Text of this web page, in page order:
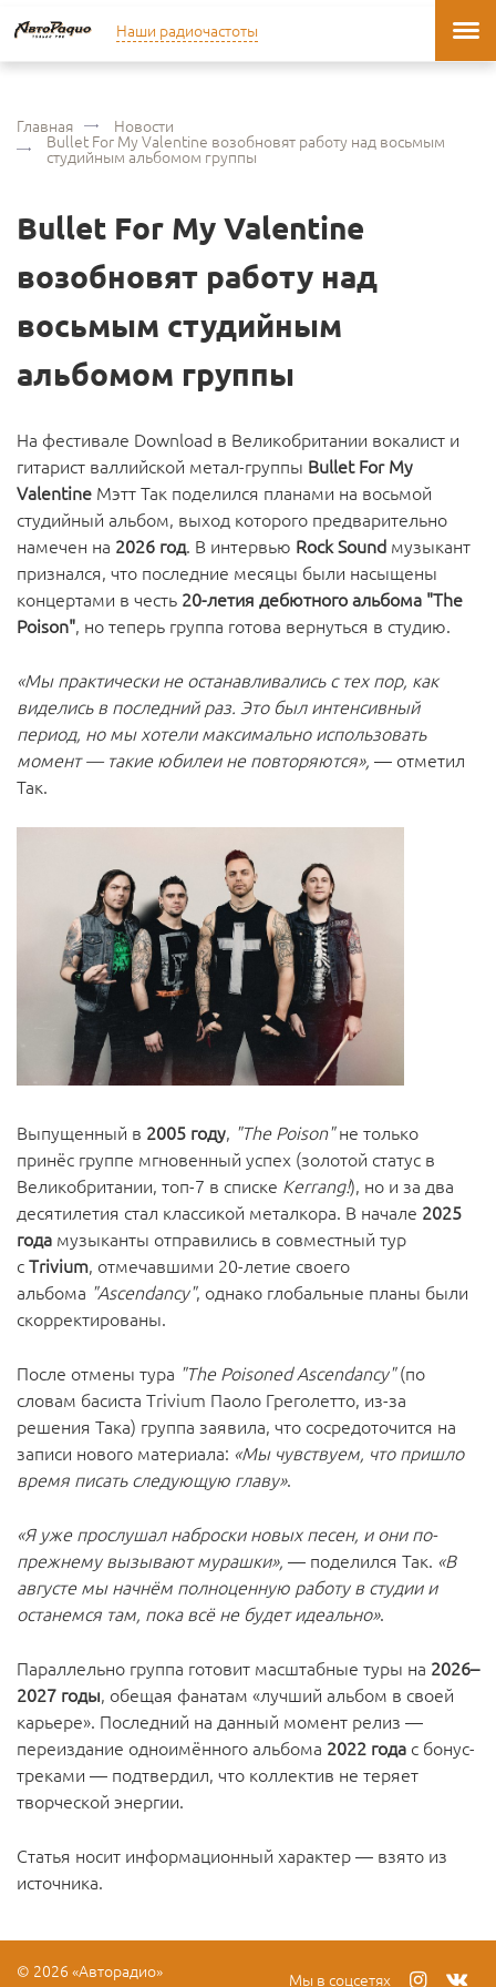
Наши радиочастоты
Главная Новости
Bullet For My Valentine возобновят работу над восьмым
студийным альбомом группы
Bullet For My Valentine
возобновят работу над
восьмым студийным
альбомом группы
На фестивале Download в Великобритании вокалист и
гитарист валлийской метал-группы Bullet For My
Valentine Мэтт Так поделился планами на восьмой
студийный альбом, выход которого предварительно
намечен на 2026 год. В интервью Rock Sound музыкант
признался, что последние месяцы были насыщены
концертами в честь 20-летия дебютного альбома "The
Poison", но теперь группа готова вернуться в студию.
«Мы практически не останавливались с тех пор, как
виделись в последний раз. Это был интенсивный
период, но мы хотели максимально использовать
момент — такие юбилеи не повторяются», — отметил
Так.
Выпущенный в 2005 году, "The Poison"не только
принёс группе мгновенный успех (золотой статус в
Великобритании, топ-7 в списке Kerrang!), но и за два
десятилетия стал классикой металкора. В начале 2025
года музыканты отправились в совместный тур
сTrivium, отмечавшими 20-летие своего
альбома "Ascendancy", однако глобальные планы были
скорректированы.
После отмены тура "The Poisoned Ascendancy"(по
словам басиста Trivium Паоло Греголетто, из-за
решения Така) группа заявила, что сосредоточится на
записи нового материала: «Мы чувствуем, что пришло
время писать следующую главу».
«Я уже прослушал наброски новых песен, и они по-
прежнему вызывают мурашки», — поделился Так. «В
августе мы начнём полноценную работу в студии и
останемся там, пока всё не будет идеально».
Параллельно группа готовит масштабные туры на 2026–
2027 годы, обещая фанатам «лучший альбом в своей
карьере». Последний на данный момент релиз —
переиздание одноимённого альбома 2022 года с бонус-
треками — подтвердил, что коллектив не теряет
творческой энергии.
Статья носит информационный характер — взято из
источника.
© 2026 «Авторадио» Мы в соцсетях